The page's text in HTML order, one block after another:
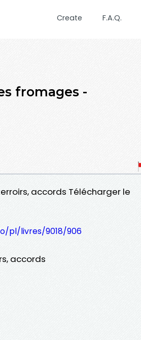
Create F.A.Q.
fromages -
accords Télécharger le
pl/livres/9018/906
accords